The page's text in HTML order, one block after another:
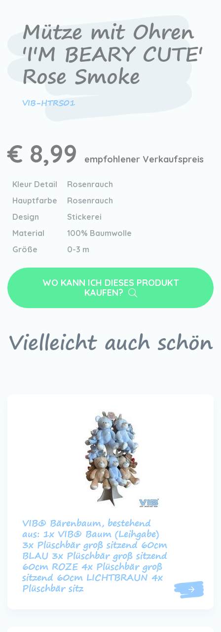
Mütze mit Ohren
'I'M BEARY CUTE'
Rose Smoke
VIB-HTRS01
€ 8,99 empfohlener Verkaufspreis
Kleur Detail
Rosenrauch
Hauptfarbe
Rosenrauch
Design
Stickerei
Material
100% Baumwolle
Größe
0-3 m
WO KANN ICH DIESES PRODUKT
KAUFEN?
Vielleicht auch schön
VIB® Bärenbaum, bestehend
aus: 1x VIB® Baum (Leihgabe)
3x Plüschbär groß sitzend 60cm
BLAU 3x Plüschbär groß sitzend
60cm ROZE 4x Plüschbär groß
sitzend 60cm LICHTBRAUN 4x
Plüschbär sitz